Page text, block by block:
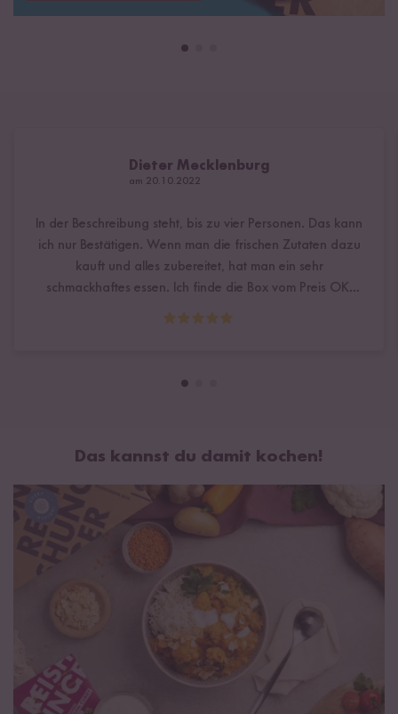
Dieter Mecklenburg
am 20.10.2022
In der Beschreibung steht, bis zu vier Personen. Das kann
ich nur Bestätigen. Wenn man die frischen Zutaten dazu
kauft und alles zubereitet, hat man ein sehr
schmackhaftes essen. Ich finde die Box vom Preis OK,
Das kannst du damit kochen!